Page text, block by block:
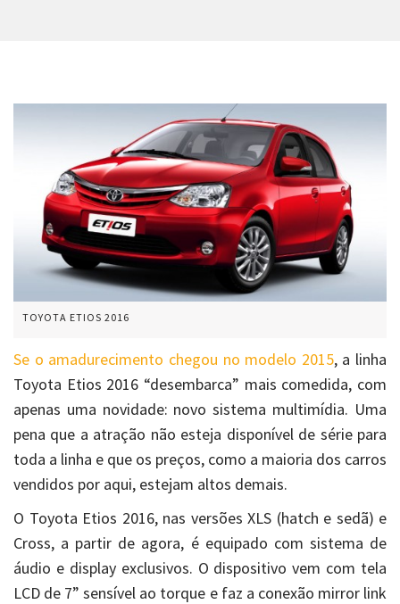
TOYOTA ETIOS 2016
Se o amadurecimento chegou no modelo 2015, a linha
Toyota Etios 2016 “desembarca” mais comedida, com
apenas uma novidade: novo sistema multimídia. Uma
pena que a atração não esteja disponível de série para
toda a linha e que os preços, como a maioria dos carros
vendidos por aqui, estejam altos demais.
O Toyota Etios 2016, nas versões XLS (hatch e sedã) e
Cross, a partir de agora, é equipado com sistema de
áudio e display exclusivos. O dispositivo vem com tela
LCD de 7” sensível ao torque e faz a conexão mirror link